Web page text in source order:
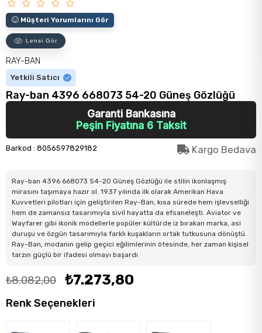
Müşteri Yorumlarını Gör
Lensi Gör
RAY-BAN
Yetkili Satıcı
Ray-ban 4396 668073 54-20 Güneş Gözlüğü
Garanti Bankasına
Peşin Fiyatına 6 Taksit
Barkod : 8056597829182 Kargo Bedava
Ray-ban 4396 668073 54-20 Güneş Gözlüğü ile stilin ikonlaşmış
mirasını taşımaya hazır ol. 1937 yılında ilk olarak Amerikan Hava
Kuvvetleri pilotları için geliştirilen Ray-Ban, kısa sürede hem işlevselliği
hem de zamansız tasarımıyla sivil hayatta da efsaneleşti. Aviator ve
Wayfarer gibi ikonik modellerle popüler kültürde iz bırakan marka, asi
duruşu ve özgün tasarımıyla farklı kuşakların ortak tutkusuna dönüştü.
Ray-Ban, modanın gelip geçici eğilimlerinin ötesinde, her zaman kişisel
tarzın güçlü bir ifadesi olmayı başardı
₺8.082,00 ₺7.273,80
Renk Seçenekleri